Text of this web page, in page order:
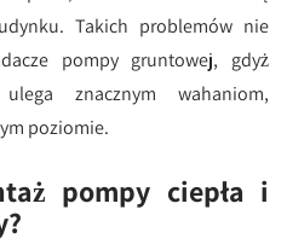
Takich problemów nie
pompy gruntowej, gdyż
znacznym wahaniom,
poziomie.
pompy ciepła i